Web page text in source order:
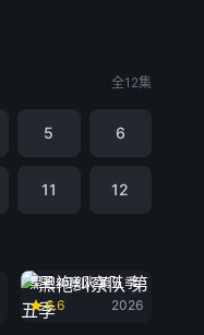
全12集
5 6
11 12
黑袍纠察队 第五季
6.6
2026
逐玉